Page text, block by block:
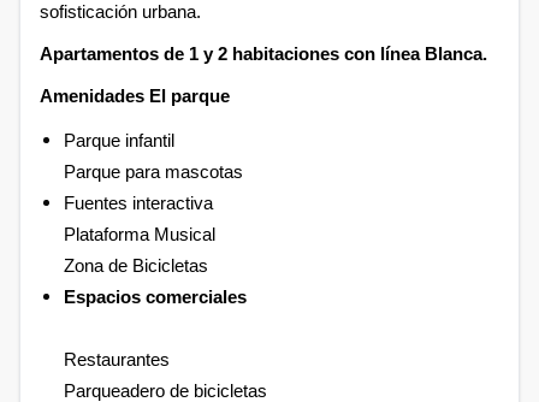
sofisticación urbana.
Apartamentos de 1 y 2 habitaciones con línea Blanca.
Amenidades El parque
Parque infantil
Parque para mascotas
Fuentes interactiva
Plataforma Musical
Zona de Bicicletas
Espacios comerciales
Restaurantes
Parqueadero de bicicletas